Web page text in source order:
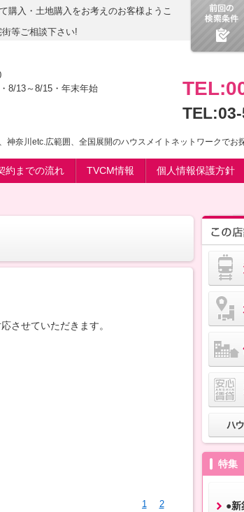
購入・土地購入をお考えのお客様ようこ
等ご相談下さい!
8/13～8/15・年末年始
奈川etc.広範囲、全国展開のハウスメイトネットワークでお
約までの流れ TVCM情報 個人情報保護方針
させていただきます。
1 2
特集
●新